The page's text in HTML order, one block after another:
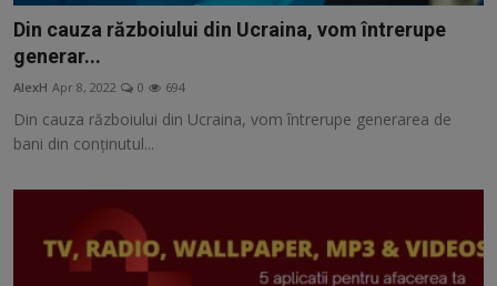
Din cauza războiului din Ucraina, vom întrerupe
generar...
AlexH Apr 8, 2022 0 694
Din cauza războiului din Ucraina, vom întrerupe generarea de
bani din conținutul...